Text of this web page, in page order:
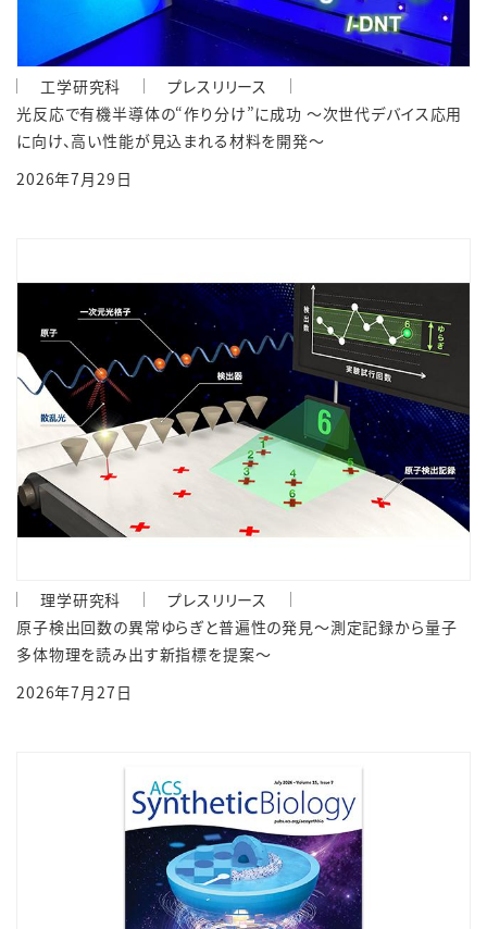
工学研究科
プレスリリース
光反応で有機半導体の“作り分け”に成功 ～次世代デバイス応用
に向け、高い性能が見込まれる材料を開発～
2026年7月29日
理学研究科
プレスリリース
原子検出回数の異常ゆらぎと普遍性の発見～測定記録から量子
多体物理を読み出す新指標を提案～
2026年7月27日